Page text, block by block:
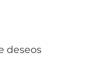
deseos